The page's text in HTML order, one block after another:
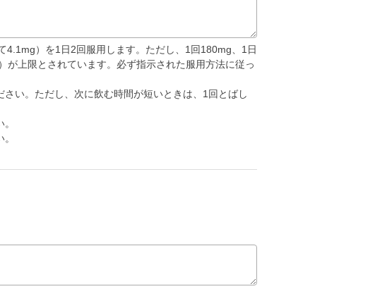
）を1日2回服用します。ただし、1回180mg、1日
上限とされています。必ず指示された服用方法に従っ
い。ただし、次に飲む時間が短いときは、1回とばし